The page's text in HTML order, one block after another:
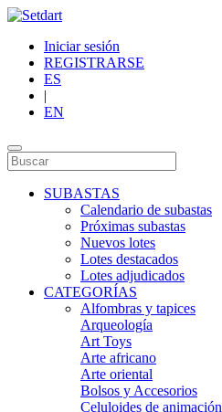
Iniciar sesión
REGISTRARSE
ES
|
EN
SUBASTAS
Calendario de subastas
Próximas subastas
Nuevos lotes
Lotes destacados
Lotes adjudicados
CATEGORÍAS
Alfombras y tapices
Arqueología
Art Toys
Arte africano
Arte oriental
Bolsos y Accesorios
Celuloides de animación